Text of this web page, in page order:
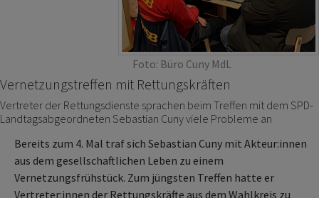
Foto: Büro Cuny MdL
Vernetzungstreffen mit Rettungskräften
Vertreter der Rettungsdienste sprachen beim Treffen mit dem SPD-
Landtagsabgeordneten Sebastian Cuny viele Probleme an
Bereits zum 4. Mal traf sich Sebastian Cuny mit Akteur:innen
aus dem gesellschaftlichen Leben zu einem
Vernetzungsfrühstück. Zum jüngsten Treffen hatte er
Vertreter:innen der Rettungskräfte aus dem Wahlkreis zu